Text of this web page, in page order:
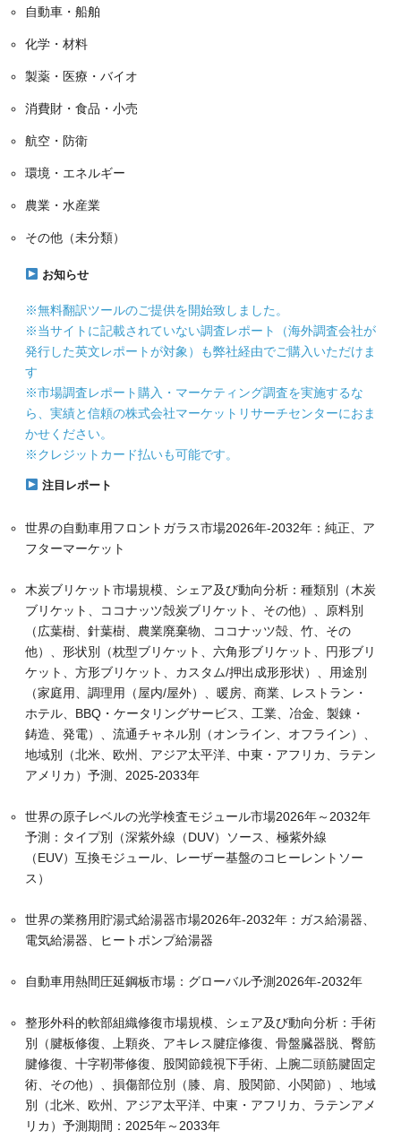
自動車・船舶
化学・材料
製薬・医療・バイオ
消費財・食品・小売
航空・防衛
環境・エネルギー
農業・水産業
その他（未分類）
お知らせ
※無料翻訳ツールのご提供を開始致しました。
※当サイトに記載されていない調査レポート（海外調査会社が
発行した英文レポートが対象）も弊社経由でご購入いただけま
す
※市場調査レポート購入・マーケティング調査を実施するな
ら、実績と信頼の株式会社マーケットリサーチセンターにおま
かせください。
※クレジットカード払いも可能です。
注目レポート
世界の自動車用フロントガラス市場2026年-2032年：純正、ア
フターマーケット
木炭ブリケット市場規模、シェア及び動向分析：種類別（木炭
ブリケット、ココナッツ殻炭ブリケット、その他）、原料別
（広葉樹、針葉樹、農業廃棄物、ココナッツ殻、竹、その
他）、形状別（枕型ブリケット、六角形ブリケット、円形ブリ
ケット、方形ブリケット、カスタム/押出成形形状）、用途別
（家庭用、調理用（屋内/屋外）、暖房、商業、レストラン・
ホテル、BBQ・ケータリングサービス、工業、冶金、製錬・
鋳造、発電）、流通チャネル別（オンライン、オフライン）、
地域別（北米、欧州、アジア太平洋、中東・アフリカ、ラテン
アメリカ）予測、2025-2033年
世界の原子レベルの光学検査モジュール市場2026年～2032年
予測：タイプ別（深紫外線（DUV）ソース、極紫外線
（EUV）互換モジュール、レーザー基盤のコヒーレントソー
ス）
世界の業務用貯湯式給湯器市場2026年-2032年：ガス給湯器、
電気給湯器、ヒートポンプ給湯器
自動車用熱間圧延鋼板市場：グローバル予測2026年-2032年
整形外科的軟部組織修復市場規模、シェア及び動向分析：手術
別（腱板修復、上顆炎、アキレス腱症修復、骨盤臓器脱、臀筋
腱修復、十字靭帯修復、股関節鏡視下手術、上腕二頭筋腱固定
術、その他）、損傷部位別（膝、肩、股関節、小関節）、地域
別（北米、欧州、アジア太平洋、中東・アフリカ、ラテンアメ
リカ）予測期間：2025年～2033年